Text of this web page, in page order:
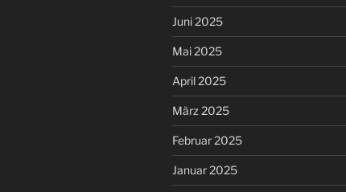
Juni 2025
Mai 2025
April 2025
März 2025
Februar 2025
Januar 2025